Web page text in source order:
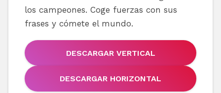
los campeones. Coge fuerzas con sus
frases y cómete el mundo.
DESCARGAR VERTICAL
DESCARGAR HORIZONTAL